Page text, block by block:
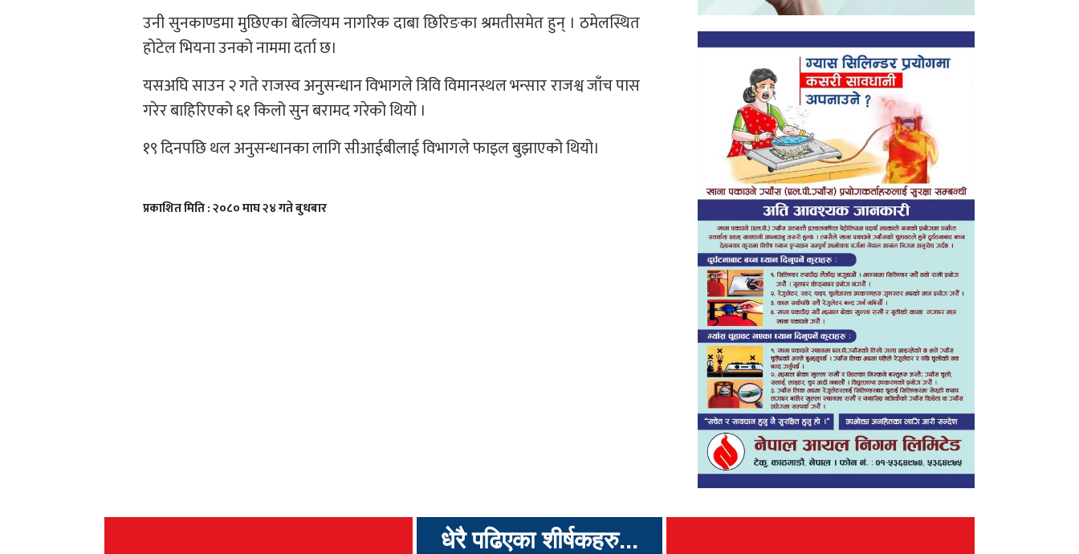
उनी सुनकाण्डमा मुछिएका बेल्जियम नागरिक दाबा छिरिङका श्रमतीसमेत हुन् । ठमेलस्थित
होटेल भियना उनको नाममा दर्ता छ।
यसअघि साउन २ गते राजस्व अनुसन्धान विभागले त्रिवि विमानस्थल भन्सार राजश्व जाँच पास
गरेर बाहिरिएको ६१ किलो सुन बरामद गरेको थियो ।
१९ दिनपछि थल अनुसन्धानका लागि सीआईबीलाई विभागले फाइल बुझाएको थियो।
प्रकाशित मिति : २०८० माघ २४ गते बुधबार
धेरै पढिएका शीर्षकहरु...